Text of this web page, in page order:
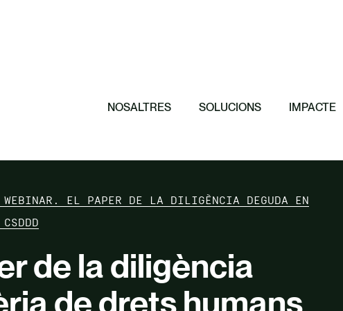
NOSALTRES SOLUCIONS IMPACTE
WEBINAR. EL PAPER DE LA DILIGÈNCIA DEGUDA EN
de la diligència
de drets humans